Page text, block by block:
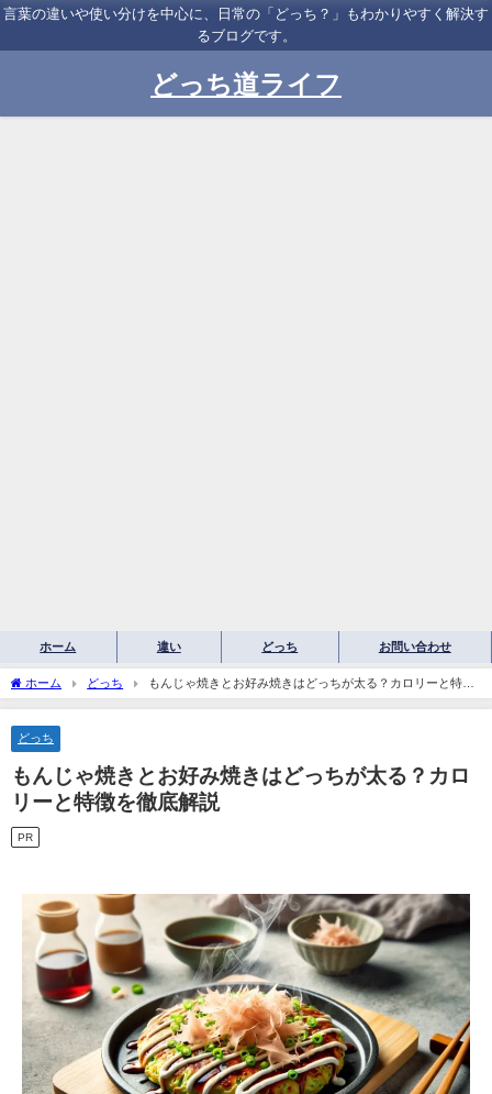
言葉の違いや使い分けを中心に、日常の「どっち？」もわかりやすく解決す
るブログです。
どっち道ライフ
ホーム 違い どっち お問い合わせ
ホーム どっち
もんじゃ焼きとお好み焼きはどっちが太る？カロリーと特徴
を徹底解説
どっち
もんじゃ焼きとお好み焼きはどっちが太る？カロ
リーと特徴を徹底解説
PR